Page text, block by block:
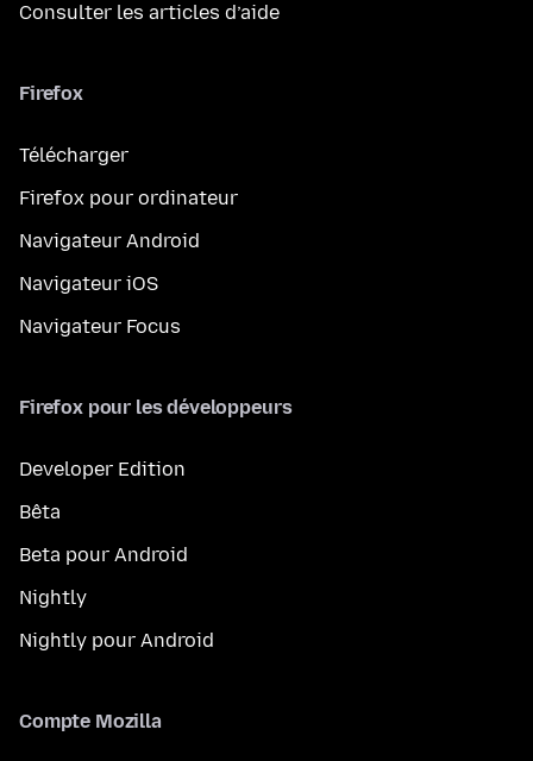
Consulter les articles d’aide
Firefox
Télécharger
Firefox pour ordinateur
Navigateur Android
Navigateur iOS
Navigateur Focus
Firefox pour les développeurs
Developer Edition
Bêta
Beta pour Android
Nightly
Nightly pour Android
Compte Mozilla